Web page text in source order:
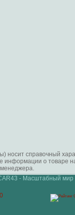
носит справочный
информации о
менеджера.
- Масштабный мир